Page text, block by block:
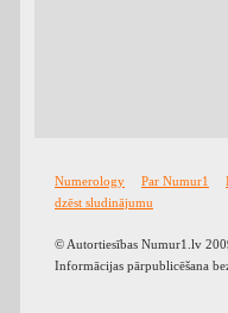
Numerology Par Numur1
dzēst sludinājumu
© Autortiesības Numur1.lv
Informācijas pārpublicēšana